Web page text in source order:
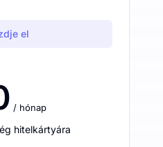
el
/ hónap
hitelkártyára